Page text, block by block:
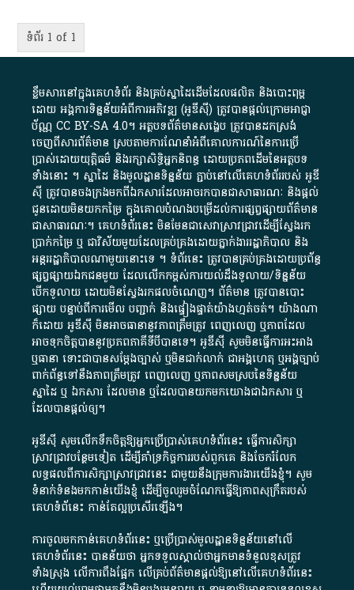
ទំព័រ 1 of 1
ខ្លឹមសារ​នៅ​ក្នុង​គេហទំព័រ និង​គ្រប់​ស្នា​ដៃ​ដើម​ដែល​ផលិត​ និង​បោះពុម្ព​
ដោយ​ អង្គការ​ទិន្នន័យ​អំពី​ការអភិវឌ្ឍ​​ (អូ​ឌី​ស៊ី)​ ត្រូវ​បាន​ផ្តល់​ក្រោម​អាជ្ញា
ប័ណ្ណ​CC BY-SA 4.0។​ អត្ថបទ​ព័ត៌មាន​សង្ខេប​ ត្រូវ​បាន​ដកស្រង់​
ចេញពី​សារព័ត៌មាន ស្របតាមការ​ណែនាំ​អំពី​គោលការណ៍​នៃ​ការ​ប្រើ
ប្រាស់​ដោយ​យុត្តិធម៌​ និង​រក្សាសិទ្ធិអ្នកនិពន្ធ ដោយ​ប្រភពដើម​នៃ​​អត្ថបទ
ទាំង​នោះ​ ។​ ស្នាដៃ​ និង​មូលដ្ឋាន​ទិន្នន័យ ​ភ្ជាប់​នៅ​លើ​គេហទំព័រ​របស់​ អូ​ឌី​
ស៊ី​ ត្រូវ​បាន​ចងក្រង​មក​ពី​ឯកសារ​ដែល​អាច​រក​បានជា​សាធារណៈ​ និង​ផ្តល់​
ជូន​ដោយ​មិន​យក​កម្រៃ​ ក្នុង​គោលបំណង​បម្រើ​ដល់ការ​ផ្សព្វផ្សាយ​ព័ត៌មាន​
ជា​សាធារណៈ​។​ គេហទំព័រ​នេះ​ មិនមែន​ជា​សេវា​ស្រាវជ្រាវ​ដើម្បី​ស្វែងរក
ប្រាក់​កម្រៃ​ ឬ​ ជា​វិស័យ​មួយ​ដែល​គ្រប់គ្រង​ដោយ​ភ្នាក់ងារ​រដ្ឋាភិបាល​ និង ​
អន្តររដ្ឋាភិបាល​ណាមួយ​នោះ​ទេ ​។​ ទំព័រ​នេះ​ ត្រូវ​បាន​គ្រប់គ្រង​ដោយ​ប្រព័ន្ធ​
ផ្សព្វផ្សាយ​ឯកជន​មួយ​ ដែល​លើកកម្ពស់​ការ​យល់​ដឹង​ទូលាយ​/​ទិន្នន័យ​
បើក​ទូលាយ​ ដោយ​មិនស្វែង​រក​ផល​ចំណេញ​។​ ព័ត៌មាន​ ត្រូវ​បាន​បោះ
ផ្សាយ​ បន្ទាប់​ពី​ការ​មើល​ បញ្ជាក់​ និង​ផ្ទៀងផ្ទាត់​យ៉ាង​ហ្មត់ចត់​។​ យ៉ាងណា​
ក៏​ដោយ​ អូ​ឌី​ស៊ី​ មិន​អាច​ធានា​នូវ​ភាព​ត្រឹមត្រូវ​ ពេញលេញ​ ឬ​ភាព​ដែល​
អាច​ទុកចិត្ត​បាននូវ​ប្រភព​ភាគី​ទី​បី​បាន​ទេ​។​ អូ​ឌី​ស៊ី​ សូម​មិន​ធ្វើការ​អះអាង​
ឬ​ធានា​ ទោះជា​បាន​សម្តែង​ច្បាស់​ ឬ​មិន​ជាក់លាក់​ ជា​អង្គហេតុ​ ឬ​អង្គច្បាប់​
ពាក់ព័ន្ធ​ទៅ​នឹង​ភាព​ត្រឹមត្រូវ​ ពេញលេញ​ ឬ​ភាព​សម​ស្រប​នៃ​ទិន្នន័យ​
ស្នាដៃ​ ឬ​ ឯកសារ​ ដែល​មាន​ ឬ​ដែល​បាន​យក​មក​យោង​ជា​ឯកសារ​ ឬ​
ដែល​បាន​ផ្តល់​ឲ្យ​។
អូឌីស៊ី សូមលើកទឹកចិត្តឱ្យអ្នកប្រើប្រាស់គេហទំព័រនេះ ធ្វើការសិក្សា
ស្រាវជ្រាវបន្ថែមទៀត ដើម្បីគាំទ្រកិច្ចការ​របស់ពួកគេ និងចែករំលែក
លទ្ធផលពីការសិក្សាស្រាវជ្រាវនេះ ជាមួយនឹងក្រុមការងារយើងខ្ញុំ។ សូម
ទំនាក់ទំនងមកកាន់យើងខ្ញុំ ដើម្បីចូលរួមចំណែកធ្វើឱ្យភាពសុក្រឹតរបស់
គេហទំព័នេះ កាន់តែល្អប្រសើរឡើង។
ការចូលមកកាន់គេហទំព័រនេះ ឬប្រើប្រាស់មូលដ្ឋានទិន្នន័យនៅលើ
គេហទំព័រនេះ បានន័យថា អ្នកទទួលស្គាល់ថាអ្នកមានទំនួលខុសត្រូវ
ទាំងស្រុង លើការពឹងផ្អែក លើគ្រប់ព័ត៌មានផ្តល់ឱ្យនៅលើគេហទំព័រនេះ